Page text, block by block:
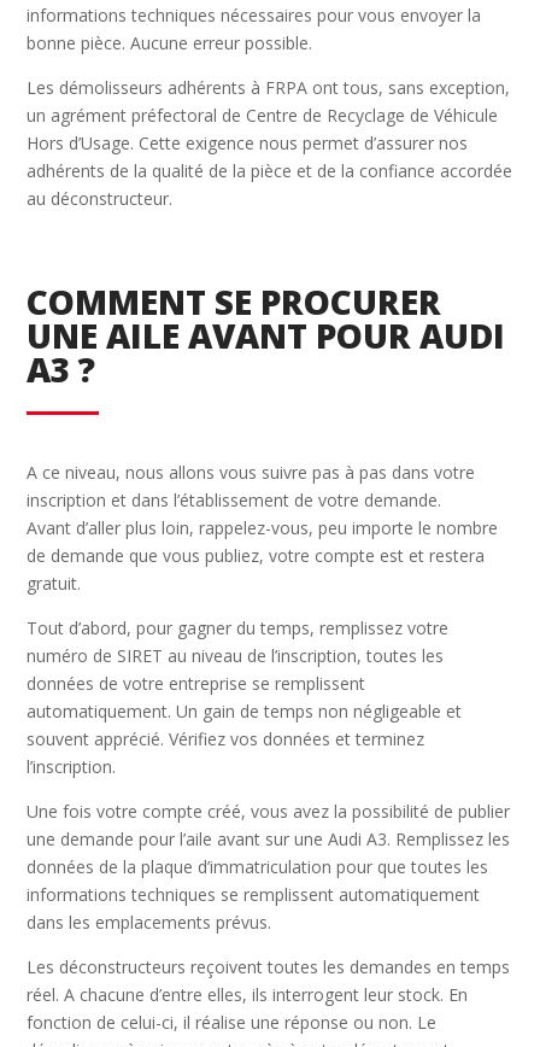
informations techniques nécessaires pour vous envoyer la
bonne pièce. Aucune erreur possible.
Les démolisseurs adhérents à FRPA ont tous, sans exception,
un agrément préfectoral de Centre de Recyclage de Véhicule
Hors d’Usage. Cette exigence nous permet d’assurer nos
adhérents de la qualité de la pièce et de la confiance accordée
au déconstructeur.
COMMENT SE PROCURER
UNE AILE AVANT POUR AUDI
A3 ?
A ce niveau, nous allons vous suivre pas à pas dans votre
inscription et dans l’établissement de votre demande.
Avant d’aller plus loin, rappelez-vous, peu importe le nombre
de demande que vous publiez, votre compte est et restera
gratuit.
Tout d’abord, pour gagner du temps, remplissez votre
numéro de SIRET au niveau de l’inscription, toutes les
données de votre entreprise se remplissent
automatiquement. Un gain de temps non négligeable et
souvent apprécié. Vérifiez vos données et terminez
l’inscription.
Une fois votre compte créé, vous avez la possibilité de publier
une demande pour l’aile avant sur une Audi A3. Remplissez les
données de la plaque d’immatriculation pour que toutes les
informations techniques se remplissent automatiquement
dans les emplacements prévus.
Les déconstructeurs reçoivent toutes les demandes en temps
réel. A chacune d’entre elles, ils interrogent leur stock. En
fonction de celui-ci, il réalise une réponse ou non. Le